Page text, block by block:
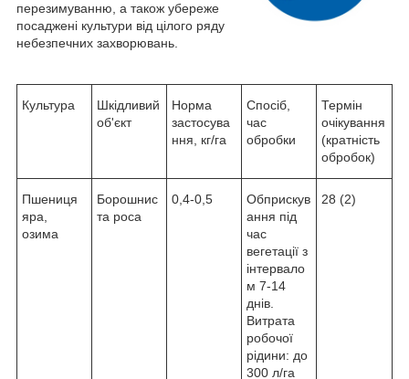
перезимуванню, а також убереже
посаджені культури від цілого ряду
небезпечних захворювань.
Культура
Шкідливий
об'єкт
Норма
застосува
ння, кг/га
Спосіб,
час
обробки
Термін
очікування
(кратність
обробок)
Пшениця
яра,
озима
Борошнис
та роса
0,4-0,5
Обприскув
ання під
час
вегетації з
інтервало
м 7-14
днів.
Витрата
робочої
рідини: до
300 л/га
28 (2)